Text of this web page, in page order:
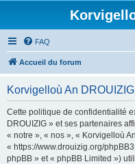
FAQ
Accueil du forum
Korvigelloù An
Cette politique de confidentialité
DROUIZIG » et ses partenaires
« notre », « nos », « Korvigelloù
« https://www.drouizig.org/
phpBB » et « phpBB Limited »)